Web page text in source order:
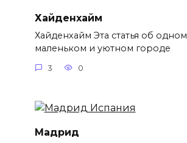
Хайденхайм
Хайденхайм Эта статья об одном
маленьком и уютном городе
3 0
Мадрид